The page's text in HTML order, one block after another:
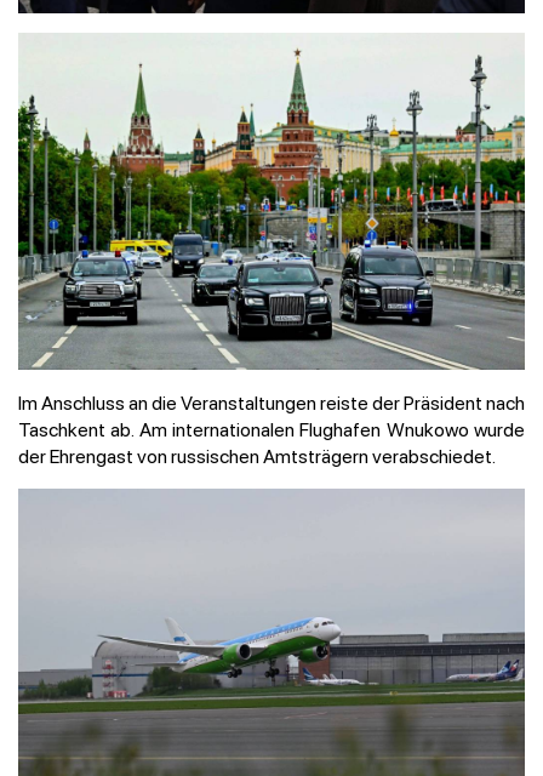
Im Anschluss an die Veranstaltungen reiste der Präsident nach
Taschkent ab. Am internationalen Flughafen Wnukowo wurde
der Ehrengast von russischen Amtsträgern verabschiedet.